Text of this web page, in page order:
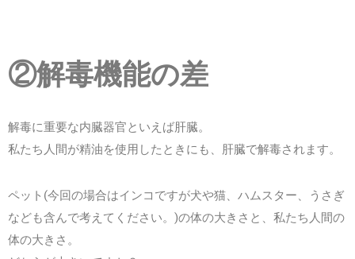
②解毒機能の差
解毒に重要な内臓器官といえば肝臓。
私たち人間が精油を使用したときにも、肝臓で解毒されます。
ペット(今回の場合はインコですが犬や猫、ハムスター、うさぎ
なども含んで考えてください。)の体の大きさと、私たち人間の
体の大きさ。